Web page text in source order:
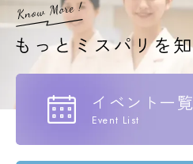
イベント一覧
Event List